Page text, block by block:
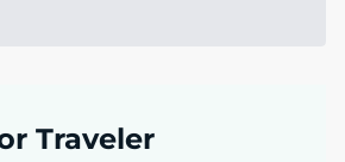
Traveler